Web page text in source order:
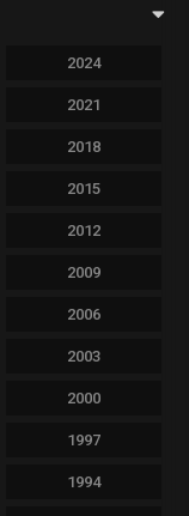
2024
2021
2018
2015
2012
2009
2006
2003
2000
1997
1994